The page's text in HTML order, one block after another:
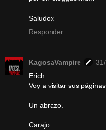
Saludox
Responder
KagosaVampire
Erich:
Voy a visitar sus
Un abrazo.
Carajo: